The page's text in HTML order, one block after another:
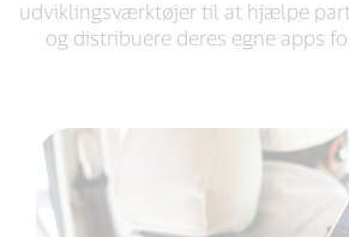
udviklingsværktøjer til at hjælpe
og distribuere deres egne apps